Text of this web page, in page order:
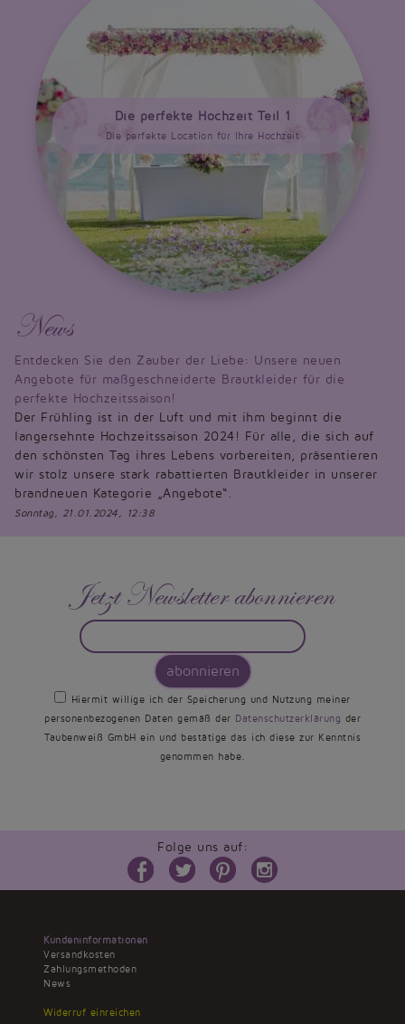
Die perfekte Hochzeit Teil 1
Die perfekte Location für Ihre Hochzeit
News
Entdecken Sie den Zauber der Liebe: Unsere neuen
Angebote für maßgeschneiderte Brautkleider für die
perfekte Hochzeitssaison!
Der Frühling ist in der Luft und mit ihm beginnt die
langersehnte Hochzeitssaison 2024! Für alle, die sich auf
den schönsten Tag ihres Lebens vorbereiten, präsentieren
wir stolz unsere stark rabattierten Brautkleider in unserer
brandneuen Kategorie „Angebote“.
Sonntag, 21.01.2024, 12:38
Jetzt Newsletter abonnieren
abonnieren
Hiermit willige ich der Speicherung und Nutzung meiner
personenbezogenen Daten gemäß der Datenschutzerklärung der
Taubenweiß GmbH ein und bestätige das ich diese zur Kenntnis
genommen habe.
Folge uns auf:
Kundeninformationen
Versandkosten
Zahlungsmethoden
News
Widerruf einreichen